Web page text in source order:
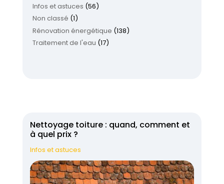
Infos et astuces (56)
Non classé (1)
Rénovation énergétique (138)
Traitement de l'eau (17)
Nettoyage toiture : quand, comment et
à quel prix ?
Infos et astuces